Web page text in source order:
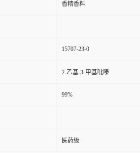
香精香料
15707-23-0
2-乙基-3-甲基吡嗪
99%
医药级